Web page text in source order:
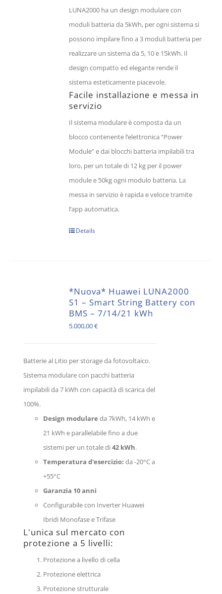
LUNA2000 ha un design modulare con
moduli batteria da 5kWh, per ogni sistema si
possono impilare fino a 3 moduli batteria per
realizzare un sistema da 5, 10 e 15kWh. Il
design compatto ed elegante rende il
sistema esteticamente piacevole.
Facile installazione e messa in
servizio
Il sistema modulare è composta da un
blocco contenente l’elettronica “Power
Module” e dai blocchi batteria impilabili tra
loro, per un totale di 12 kg per il power
module e 50kg ogni modulo batteria. La
messa in servizio è rapida e veloce tramite
l’app automatica.
Details
*Nuova* Huawei LUNA2000
S1 – Smart String Battery con
BMS – 7/14/21 kWh
5.000,00€
Batterie al Litio per storage da fotovoltaico.
Sistema modulare con pacchi batteria
impilabili da 7 kWh con capacità di scarica del
100%.
Design modulare da 7kWh, 14 kWh e
21 kWh e parallelabile fino a due
sistemi per un totale di42 kWh.
Temperatura d'esercizio: da -20°C a
+55°C
Garanzia 10 anni
Configurabile con Inverter Huawei
Ibridi Monofase e Trifase
L'unica sul mercato con
protezione a 5 livelli:
Protezione a livello di cella
Protezione elettrica
Protezione strutturale